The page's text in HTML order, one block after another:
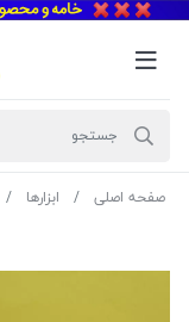
صفحه اصلی ابزارها